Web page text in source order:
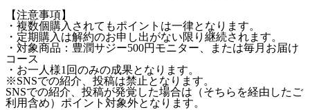
【注意事項】
・複数個購入されてもポイントは一律となります。
・定期購入は解約のお申し出がない限り継続されます。
・対象商品：豊潤サジー500円モニター、または毎月お届け
コース
・お一人様1回のみの成果となります。
※SNSでの紹介、投稿は禁止となります。
SNSでの紹介、投稿が発覚した場合は（そちらを経由したご
利用含め）ポイント対象外となります。